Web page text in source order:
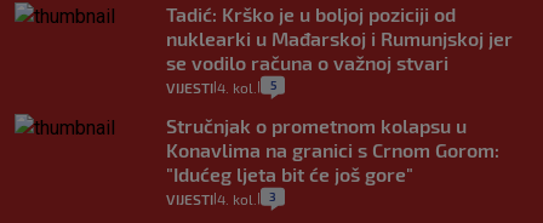
Tadić: Krško je u boljoj poziciji od
nuklearki u Mađarskoj i Rumunjskoj jer
se vodilo računa o važnoj stvari
VIJESTI 4. kol. 5
Stručnjak o prometnom kolapsu u
Konavlima na granici s Crnom Gorom:
"Idućeg ljeta bit će još gore"
VIJESTI 4. kol. 3